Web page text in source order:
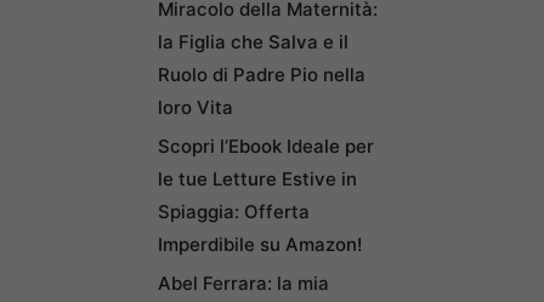
Miracolo della Maternità:
la Figlia che Salva e il
Ruolo di Padre Pio nella
loro Vita
Scopri l’Ebook Ideale per
le tue Letture Estive in
Spiaggia: Offerta
Imperdibile su Amazon!
Abel Ferrara: la mia